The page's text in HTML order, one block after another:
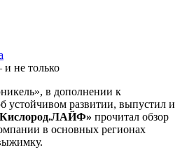
не только
в дополнении к
устойчивом развитии, выпустил и
прочитал обзор
в основных регионах